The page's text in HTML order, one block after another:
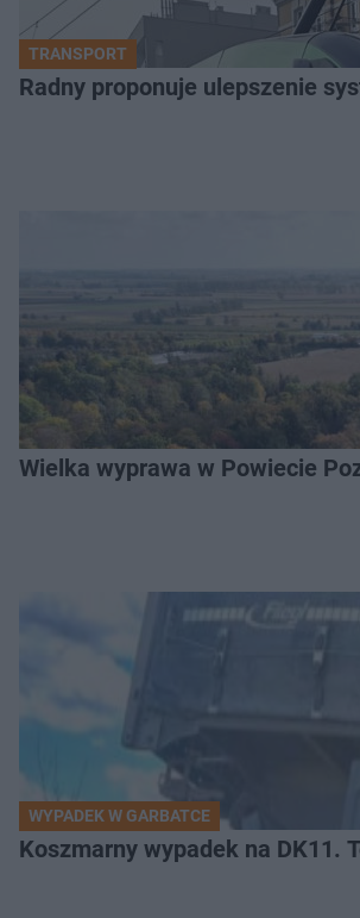
TRANSPORT
Radny proponuje ulepszenie
Wielka wyprawa w Powiecie
WYPADEK W GARBATCE
Koszmarny wypadek na DK11.